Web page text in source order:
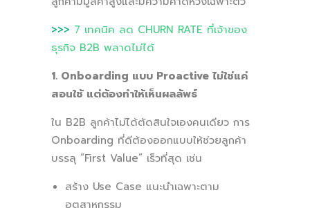
>>> 7 เทคนิค ลด CHURN RATE ที่เจ้าของ
ธุรกิจ B2B พลาดไม่ได้
1. Onboarding แบบ Proactive ไม่ใช่แค่
สอนใช้ แต่ต้องทำให้เห็นผลลัพธ์
ใน B2B ลูกค้าไม่ได้ตัดสินใจเองคนเดียว การ
Onboarding ที่ดีต้องออกแบบให้ช่วยลูกค้า
บรรลุ “First Value” เร็วที่สุด เช่น
สร้าง Use Case แนะนำเฉพาะตาม
อุตสาหกรรม